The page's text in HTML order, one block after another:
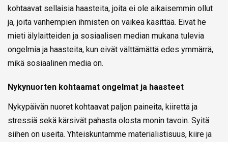
kohtaavat sellaisia haasteita, joita ei ole aikaisemmin ollut
ja, joita vanhempien ihmisten on vaikea käsittää. Eivät he
mieti älylaitteiden ja sosiaalisen median mukana tulevia
ongelmia ja haasteita, kun eivät välttämättä edes ymmärrä,
mikä sosiaalinen media on.
Nykynuorten kohtaamat ongelmat ja haasteet
Nykypäivän nuoret kohtaavat paljon paineita, kiirettä ja
stressiä sekä kärsivät pahasta olosta monin tavoin. Syitä
siihen on useita. Yhteiskuntamme materialistisuus, kiire ja